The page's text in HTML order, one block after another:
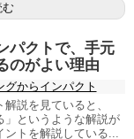
パクトで、手元
のがよい理由
グからインパクト
説を見ていると、
」というような解説が
ントを解説している...